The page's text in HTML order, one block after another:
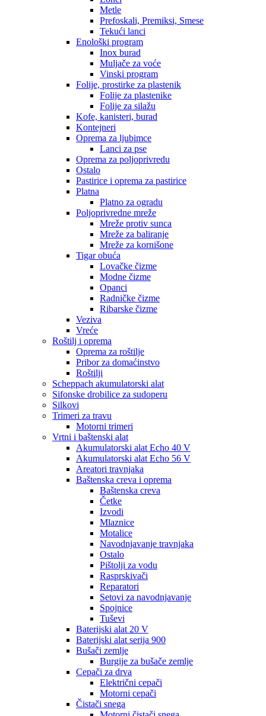
Metle
Prefoskali, Premiksi, Smese
Tekući lanci
Enološki program
Inox burad
Muljače za voće
Vinski program
Folije, prostirke za plastenik
Folije za plastenike
Folije za silažu
Kofe, kanisteri, burad
Kontejneri
Oprema za ljubimce
Lanci za pse
Oprema za poljoprivredu
Ostalo
Pastirice i oprema za pastirice
Platna
Platno za ogradu
Poljoprivredne mreže
Mreže protiv sunca
Mreže za baliranje
Mreže za kornišone
Tigar obuća
Lovačke čizme
Modne čizme
Opanci
Radničke čizme
Ribarske čizme
Veziva
Vreće
Roštilj i oprema
Oprema za roštilje
Pribor za domaćinstvo
Roštilji
Scheppach akumulatorski alat
Sifonske drobilice za sudoperu
Silkovi
Trimeri za travu
Motorni trimeri
Vrtni i baštenski alat
Akumulatorski alat Echo 40 V
Akumulatorski alat Echo 56 V
Areatori travnjaka
Baštenska creva i oprema
Baštenska creva
Četke
Izvodi
Mlaznice
Motalice
Navodnjavanje travnjaka
Ostalo
Pištolji za vodu
Rasprskivači
Reparatori
Setovi za navodnjavanje
Spojnice
Tuševi
Baterijski alat 20 V
Baterijski alat serija 900
Bušači zemlje
Burgije za bušače zemlje
Cepači za drva
Električni cepači
Motorni cepači
Čistači snega